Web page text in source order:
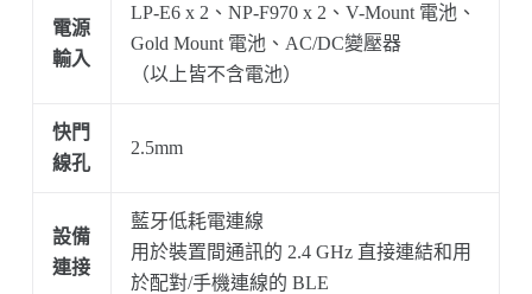
電源
輸入
LP-E6 x 2、NP-F970 x 2、V-Mount 電池、
Gold Mount 電池、AC/DC變壓器
（以上皆不含電池）
快門
線孔
2.5mm
設備
連接
藍牙低耗電連線
用於裝置間通訊的 2.4 GHz 直接連結和用
於配對/手機連線的 BLE